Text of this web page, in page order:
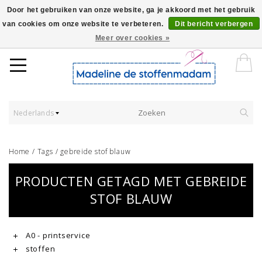
Worldwide Shipping - Onze stoffen worden verkocht per 10 cm.
Nederlands
Home / Tags / gebreide stof blauw
PRODUCTEN GETAGD MET GEBREIDE
STOF BLAUW
A0 - printservice
stoffen
Door het gebruiken van onze website, ga je akkoord met het gebruik
van cookies om onze website te verbeteren.
Dit bericht verbergen
Meer over cookies »